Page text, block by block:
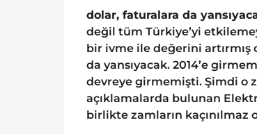
dolar, faturalara da
değil tüm Türkiye’yi
bir ivme ile değerini artırmış
da yansıyacak. 2014’e
devreye girmemişti. Şimdi o
açıklamalarda bulunan
birlikte zamların